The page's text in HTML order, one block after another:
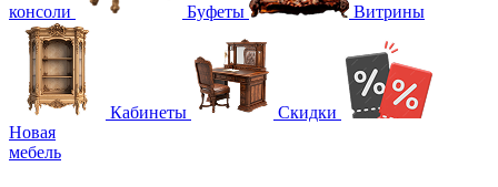
консоли Буфеты Витрины
Кабинеты
Скидки
Новая
мебель